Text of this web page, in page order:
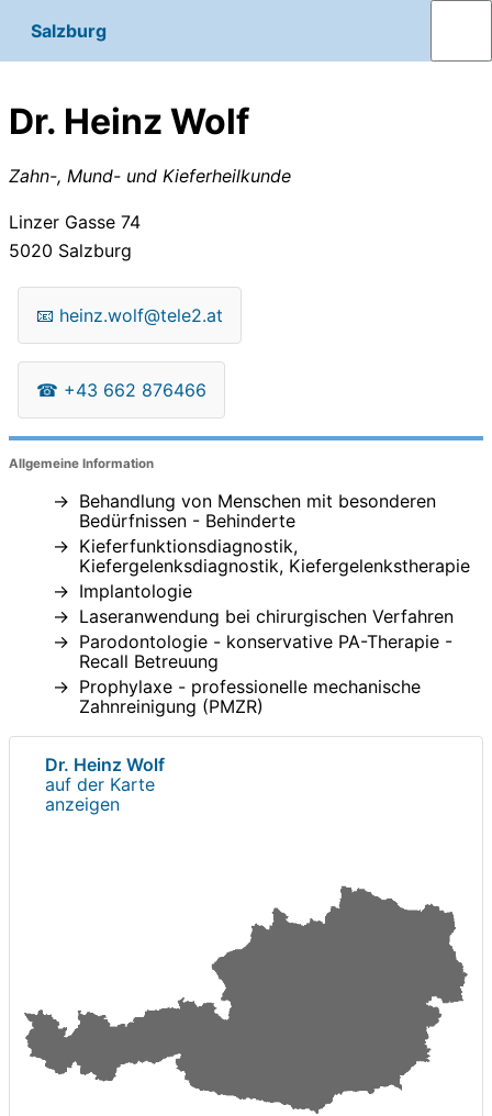
Salzburg
Dr. Heinz Wolf
Zahn-, Mund- und Kieferheilkunde
Linzer Gasse 74
5020 Salzburg
📧 heinz.wolf@tele2.at
☎ +43 662 876466
Allgemeine Information
Behandlung von Menschen mit besonderen
Bedürfnissen - Behinderte
Kieferfunktionsdiagnostik,
Kiefergelenksdiagnostik, Kiefergelenkstherapie
Implantologie
Laseranwendung bei chirurgischen Verfahren
Parodontologie - konservative PA-Therapie -
Recall Betreuung
Prophylaxe - professionelle mechanische
Zahnreinigung (PMZR)
Dr. Heinz Wolf
auf der Karte
anzeigen